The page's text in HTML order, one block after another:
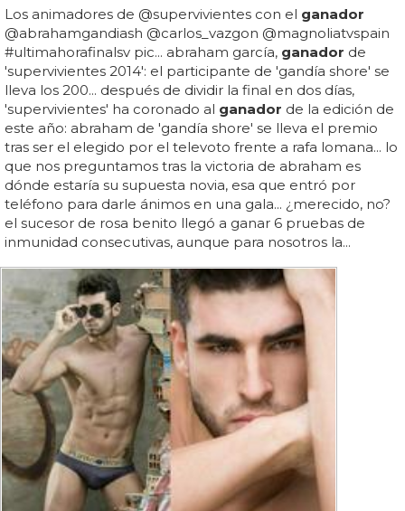
Los animadores de @supervivientes con el ganador
@abrahamgandiash @carlos_vazgon @magnoliatvspain
#ultimahorafinalsv pic... abraham garcía, ganador de
'supervivientes 2014': el participante de 'gandía shore' se
lleva los 200... después de dividir la final en dos días,
'supervivientes' ha coronado al ganador de la edición de
este año: abraham de 'gandía shore' se lleva el premio
tras ser el elegido por el televoto frente a rafa lomana... lo
que nos preguntamos tras la victoria de abraham es
dónde estaría su supuesta novia, esa que entró por
teléfono para darle ánimos en una gala... ¿merecido, no?
el sucesor de rosa benito llegó a ganar 6 pruebas de
inmunidad consecutivas, aunque para nosotros la...